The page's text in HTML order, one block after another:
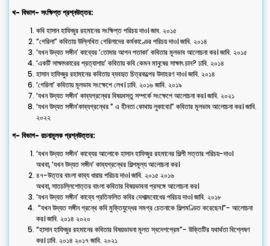
খ- বিভাগ- সংক্ষিপ্ত প্রশ্নউত্তর:
কবি হাসান হাফিজুর রহমানের সংক্ষিপ্ত পরিচয় দাও। জাব. ২০১৫
“গেরিলা” কবিতায় উল্লিখিত গেরিলাদের কর্মকাণ্ডের পরিচয় দাও। জাবি. ২০১৪
‘যখন উদ্যত সঙ্গীন’ কাব্যের ‘তোমার আপন পতাকা’ কবিতার মূলভাব আলোচনা কর। জাবি. ২০১৫
‘একটি সাক্ষাৎকারের প্রত্যাশায়’ কবিতায় কবি কেমন মানুষের সাক্ষাৎ চান? ঢাবি. ২০১৪
হাসান হাফিজুর রহামানের কবিতায় ব্যবহৃত চিত্রকল্পের উদাহরণ দাও। জাবি. ২০১৪
‘গেরিলা’ কবিতায় মূলভাব সংক্ষেপে লেখ। ঢাবি. ২০১৬ জাবি. ২০১৯
‘যখন উদ্যত সঙ্গীন’ কাব্যগ্রন্থের বিষয়বস্তু সম্পর্কে সংক্ষেপে আলোচনা কর। জাবি. ২০২১
‘যখন উদ্যত সঙ্গীন’কাব্যগ্রন্থের ” এ হীনতা কোথায় লুকাবো।” কবিতার মূলভাব আলোচনা কর। জাবি.
২০২২
গ- বিভাগ- রচনামূলক প্রশ্নউত্তর:
‘যখন উদ্যত সঙ্গীন’ কাব্যের আলোকে হাসান হাফিজুর রহমানের শিল্পী সত্তার পরিচয়-দাও।
অথবা, ‘যখন উদ্যত সঙ্গীন’ কাব্যগ্রন্থের শিল্পমূল্য আলোচনা কর।
৪৭-উত্তর বাংলা কাব্য ধারার পরিচয় দাও। জাবি. ২০১৫ ২০১৬
অথবা, সাতচল্লিশোত্তর বাংলা কবিতার বিষয়ভাবনা প্রসঙ্গে আলোচনা কর।
‘যখন উদ্যত সঙ্গীন’ কাব্যে প্রতিফলিত কবির দেশাত্মবোধের পরিচয় দাও। জাবি. ২০১৮
“যখন উদ্যত সঙ্গীন গ্রন্থে কবি মুক্তিযুদ্ধের সমগ্র চেতনাকে শিল্পমণ্ডিত করেছেন।”- আলোচনা
কর। জাবি. ২০১৪ ২০২০
“হাসান হাফিজুর রহমানের কবিতার বিষয়ভাবনা মূলত স্বদেশপ্রেম”- উক্তিটির যথার্থতা বিশ্লেষণ
কর। ঢাবি. ২০১৪ ২০১৭ জাবি. ২০২১